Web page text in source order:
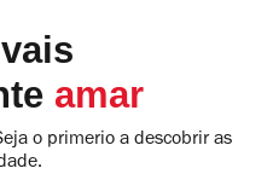
amar
o primerio a descobrir as